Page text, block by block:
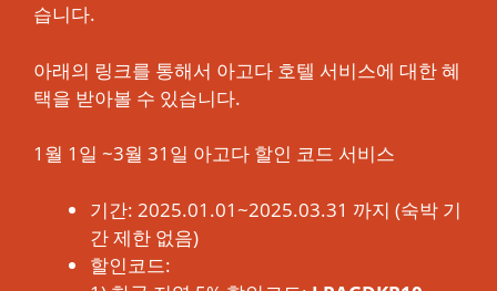
습니다.
아래의 링크를 통해서 아고다 호텔 서비스에 대한 혜
택을 받아볼 수 있습니다.
1월 1일 ~3월 31일 아고다 할인 코드 서비스
기간: 2025.01.01~2025.03.31 까지 (숙박 기
간 제한 없음)
할인코드: